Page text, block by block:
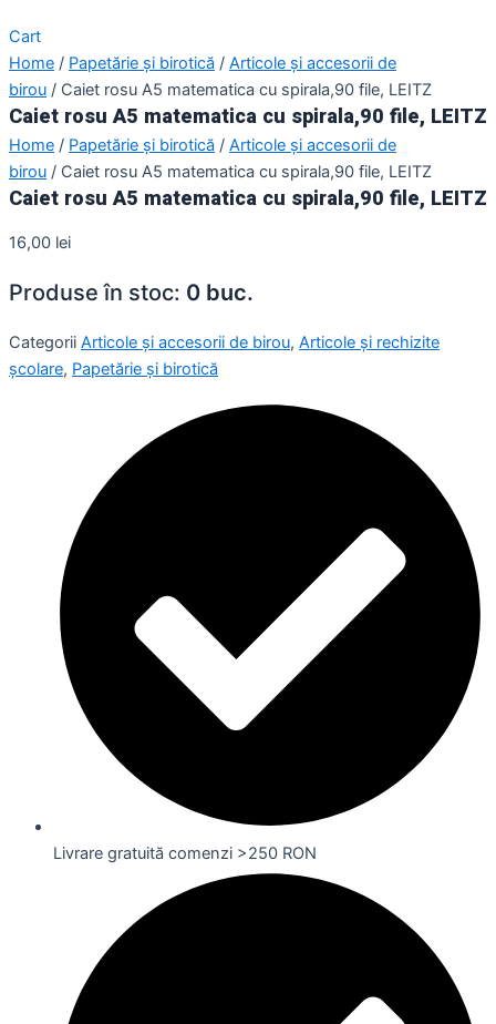
Cart
Home / Papetărie și birotică / Articole și accesorii de
birou / Caiet rosu A5 matematica cu spirala,90 file, LEITZ
Caiet rosu A5 matematica cu spirala,90 file, LEITZ
Home / Papetărie și birotică / Articole și accesorii de
birou / Caiet rosu A5 matematica cu spirala,90 file, LEITZ
Caiet rosu A5 matematica cu spirala,90 file, LEITZ
16,00 lei
Produse în stoc: 0 buc.
Categorii Articole și accesorii de birou, Articole și rechizite
școlare, Papetărie și birotică
Livrare gratuită comenzi >250 RON